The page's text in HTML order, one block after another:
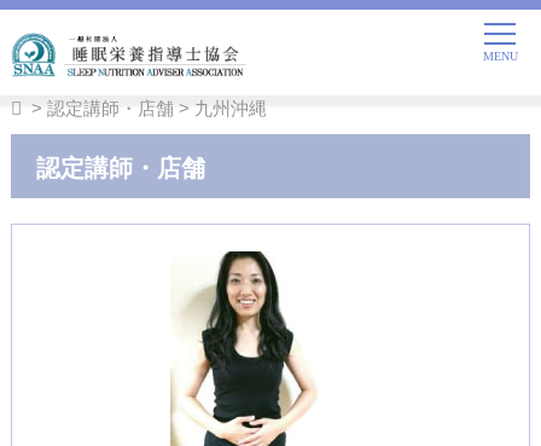
>認定講師・店舗> 九州沖縄
認定講師・店舗